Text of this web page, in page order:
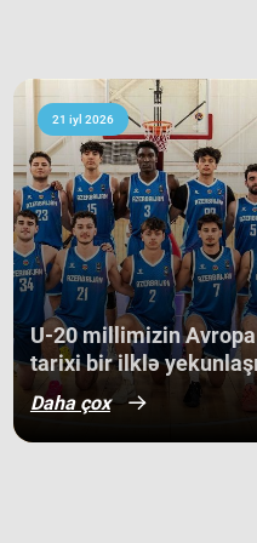
21 iyl 2026
​U-20 millimizin
tarixi bir ilklə
Daha çox